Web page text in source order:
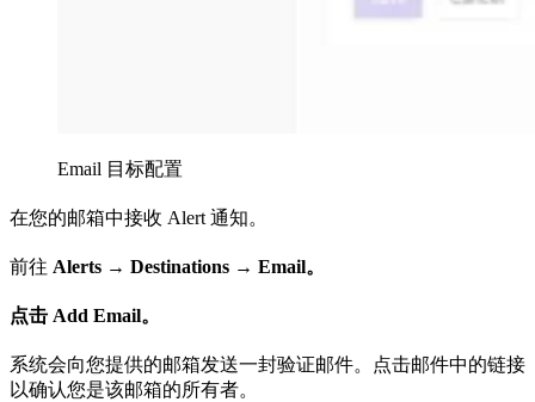
Email 目标配置
在您的邮箱中接收 Alert 通知。
前往 Alerts → Destinations → Email。
点击 Add Email。
系统会向您提供的邮箱发送一封验证邮件。点击邮件中的链接
以确认您是该邮箱的所有者。